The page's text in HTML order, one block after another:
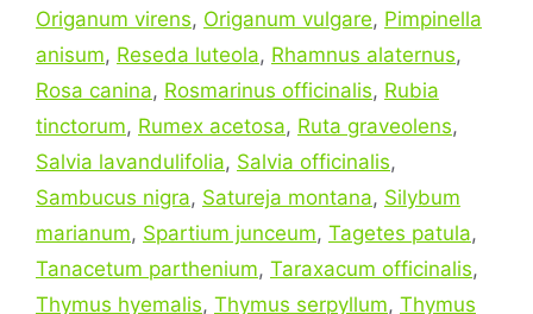
Origanum virens, Origanum vulgare, Pimpinella
anisum, Reseda luteola, Rhamnus alaternus,
Rosa canina, Rosmarinus officinalis, Rubia
tinctorum, Rumex acetosa, Ruta graveolens,
Salvia lavandulifolia, Salvia officinalis,
Sambucus nigra, Satureja montana, Silybum
marianum, Spartium junceum, Tagetes patula,
Tanacetum parthenium, Taraxacum officinalis,
Thymus hyemalis, Thymus serpyllum, Thymus